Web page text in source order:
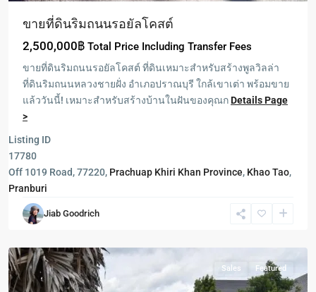
ขายที่ดินริมถนนรอยัลโคสต์
2,500,000฿ Total Price Including Transfer Fees
ขายที่ดินริมถนนรอยัลโคสต์ ที่ดินเหมาะสำหรับสร้างพูลวิลล่า
ที่ดินริมถนนหลวงชายฝั่ง อำเภอปราณบุรี ใกล้เขาเต่า พร้อมขาย
แล้ววันนี้! เหมาะสำหรับสร้างบ้านในฝันของคุณกDetails Page
>
Listing ID
17780
Off 1019 Road, 77220, Prachuap Khiri Khan Province, Khao Tao,
Pranburi
Jiab Goodrich
Pranburi
ปากน้ำ
ปราณ
-
Pak
Nam
Sales Featured